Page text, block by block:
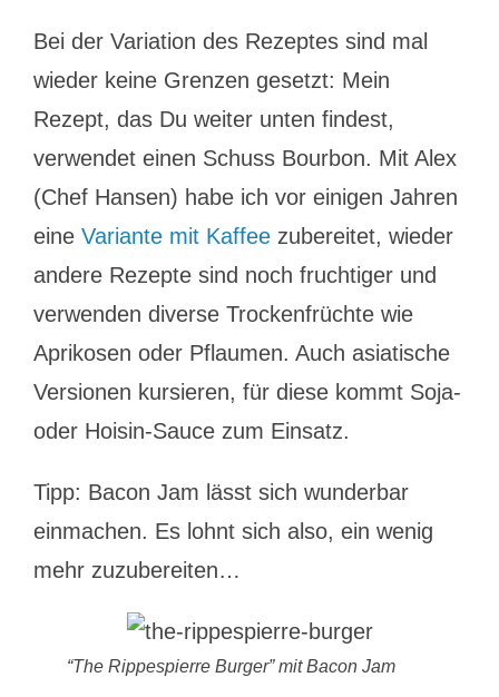
Bei der Variation des Rezeptes sind mal
wieder keine Grenzen gesetzt: Mein
Rezept, das Du weiter unten findest,
verwendet einen Schuss Bourbon. Mit Alex
(Chef Hansen) habe ich vor einigen Jahren
eine Variante mit Kaffeezubereitet, wieder
andere Rezepte sind noch fruchtiger und
verwenden diverse Trockenfrüchte wie
Aprikosen oder Pflaumen. Auch asiatische
Versionen kursieren, für diese kommt Soja-
oder Hoisin-Sauce zum Einsatz.
Tipp: Bacon Jam lässt sich wunderbar
einmachen. Es lohnt sich also, ein wenig
mehr zuzubereiten…
“The Rippespierre Burger” mit Bacon Jam